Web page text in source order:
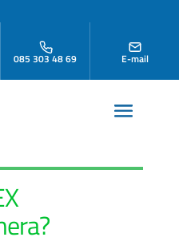
085 303 48 69 E-mail
?